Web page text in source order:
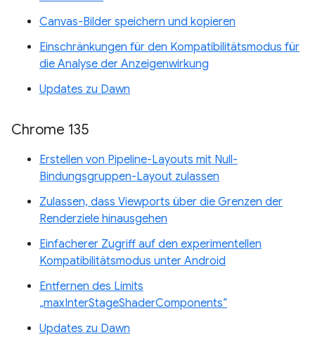
Canvas-Bilder speichern und kopieren
Einschränkungen für den Kompatibilitätsmodus für
die Analyse der Anzeigenwirkung
Updates zu Dawn
Chrome 135
Erstellen von Pipeline-Layouts mit Null-
Bindungsgruppen-Layout zulassen
Zulassen, dass Viewports über die Grenzen der
Renderziele hinausgehen
Einfacherer Zugriff auf den experimentellen
Kompatibilitätsmodus unter Android
Entfernen des Limits
„maxInterStageShaderComponents“
Updates zu Dawn